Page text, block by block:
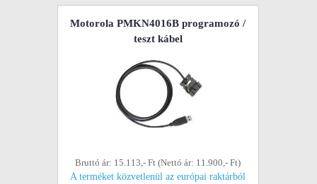
Motorola PMKN4016B programozó /
teszt kábel
Bruttó ár: 15.113,- Ft (Nettó ár: 11.900,- Ft)
A terméket közvetlenül az európai raktárból